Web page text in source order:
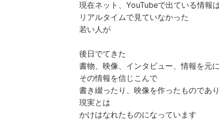
現在ネット、YouTubeで出ている情報
リアルタイムで見ていなかった
若い人が
後日でてきた
書物、映像、インタビュー、情報を元に
その情報を信じこんで
書き綴ったり、映像を作ったものであり
現実とは
かけはなれたものになっています